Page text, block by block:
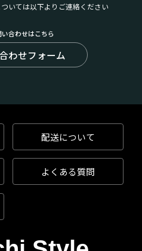
いては以下よりご連絡ください
合わせはこちら
わせフォーム
配送について
よくある質問